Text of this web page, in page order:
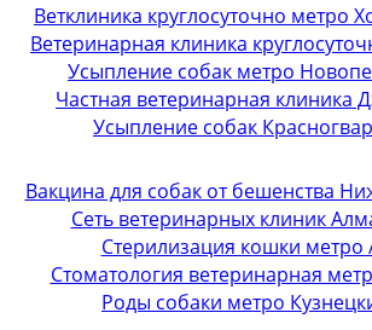
Ветклиника круглосуточно метро
Ветеринарная клиника
Усыпление собак метро
Частная ветеринарная клиника
Усыпление собак
Вакцина для собак от бешенства
Сеть ветеринарных клиник
Стерилизация кошки метро
Стоматология ветеринарная
Роды собаки метро